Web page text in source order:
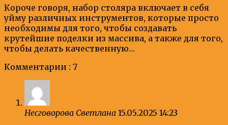
Короче говоря, набор столяра включает в себя
уйму различных инструментов, которые просто
необходимы для того, чтобы создавать
крутейшие поделки из массива, а также для того,
чтобы делать качественную…
Комментарии : 7
Несговорова Светлана 15.05.2025 14:23